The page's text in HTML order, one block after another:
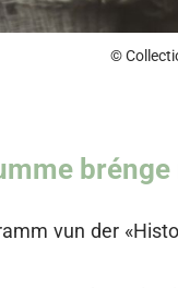
©
brénge
vun der